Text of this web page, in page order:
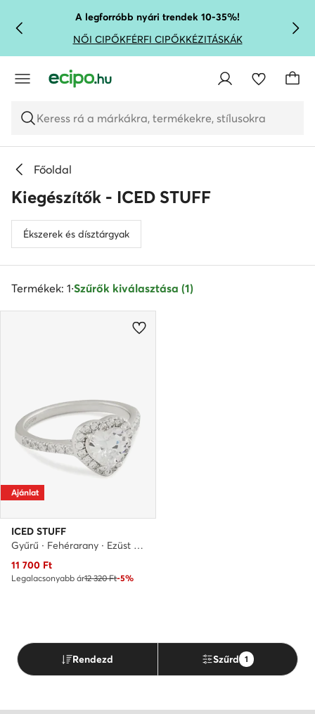
UGRÁS A FŐ TARTALOMRA
UGRÁS A KERESÉSHEZA legforróbb nyári trendek 10-35%!
NŐI CIPŐKFÉRFI CIPŐKKÉZITÁSKÁK
Keress rá a márkákra, termékekre, stílusokra
Főoldal
Kiegészítők - ICED STUFF
Ékszerek és dísztárgyak
Termékek: 1·Szűrők kiválasztása (1)
Ajánlat
ICED STUFF
Gyűrű · Fehérarany · Ezüst 925
Aktuális ár
11 700 Ft
Legalacsonyabb ár12 320 Ft-5%
Rendezd Szűrd 1